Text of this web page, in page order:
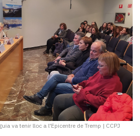
va tenir lloc a l'Epicentre de Tremp | CCPJ